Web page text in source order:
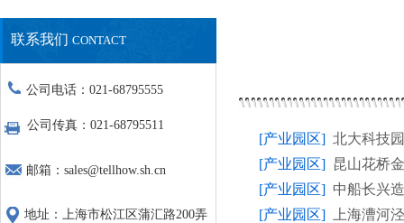
联系我们 CONTACT
最新资讯
公司电话：021-68795555
公司传真：021-68795511
[产业园区] 北大科技
[产业园区] 昆山花桥
[产业园区] 中船长兴
[产业园区]
上海漕河
邮箱：sales@tellhow.sh.cn
地址：上海市松江区蒲汇路200弄